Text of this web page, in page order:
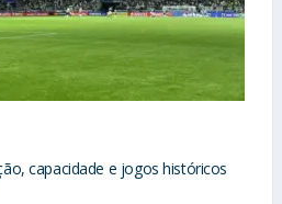
capacidade e jogos históricos